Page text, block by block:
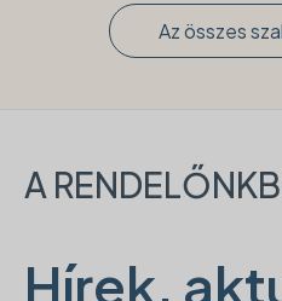
Az összes
A
Hírek,